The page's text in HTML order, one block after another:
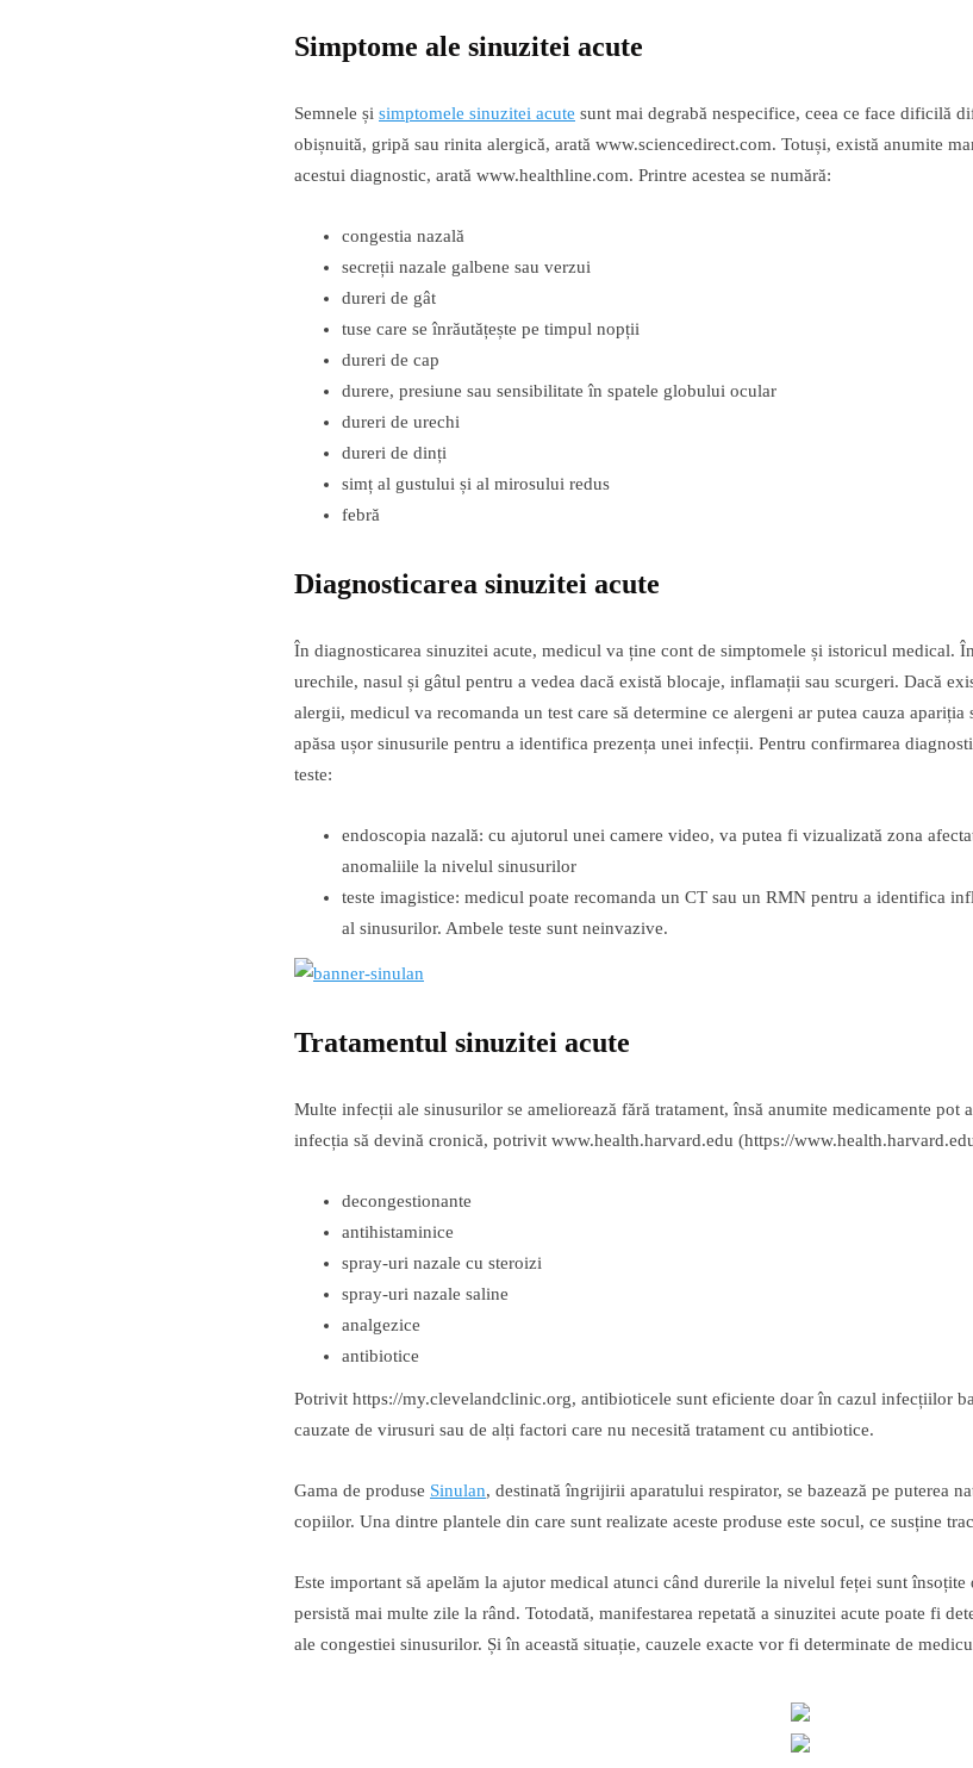
Simptome ale sinuzitei acute
Semnele și simptomele sinuzitei acute sunt mai degrabă nespecifice, ceea ce face dificilă
obișnuită, gripă sau rinita alergică, arată www.sciencedirect.com. Totuși, există anumite
acestui diagnostic, arată www.healthline.com. Printre acestea se numără:
congestia nazală
secreții nazale galbene sau verzui
dureri de gât
tuse care se înrăutățește pe timpul nopții
dureri de cap
durere, presiune sau sensibilitate în spatele globului ocular
dureri de urechi
dureri de dinți
simț al gustului și al mirosului redus
febră
Diagnosticarea sinuzitei acute
În diagnosticarea sinuzitei acute, medicul va ține cont de simptomele și istoricul medical.
urechile, nasul și gâtul pentru a vedea dacă există blocaje, inflamații sau scurgeri. Dacă
alergii, medicul va recomanda un test care să determine ce alergeni ar putea cauza
apăsa ușor sinusurile pentru a identifica prezența unei infecții. Pentru confirmarea
teste:
endoscopia nazală: cu ajutorul unei camere video, va putea fi vizualizată zona
anomaliile la nivelul sinusurilor
teste imagistice: medicul poate recomanda un CT sau un RMN pentru a identifica
al sinusurilor. Ambele teste sunt neinvazive.
Tratamentul sinuzitei acute
Multe infecții ale sinusurilor se ameliorează fără tratament, însă anumite medicamente pot
infecția să devină cronică, potrivit www.health.harvard.edu (https://
decongestionante
antihistaminice
spray-uri nazale cu steroizi
spray-uri nazale saline
analgezice
antibiotice
Potrivit https://my.clevelandclinic.org, antibioticele sunt eficiente doar în cazul infecțiilor
cauzate de virusuri sau de alți factori care nu necesită tratament cu antibiotice.
Gama de produse Sinulan, destinată îngrijirii aparatului respirator, se bazează pe puterea
copiilor. Una dintre plantele din care sunt realizate aceste produse este socul, ce susține
Este important să apelăm la ajutor medical atunci când durerile la nivelul feței sunt
persistă mai multe zile la rând. Totodată, manifestarea repetată a sinuzitei acute poate fi
ale congestiei sinusurilor. Și în această situație, cauzele exacte vor fi determinate de